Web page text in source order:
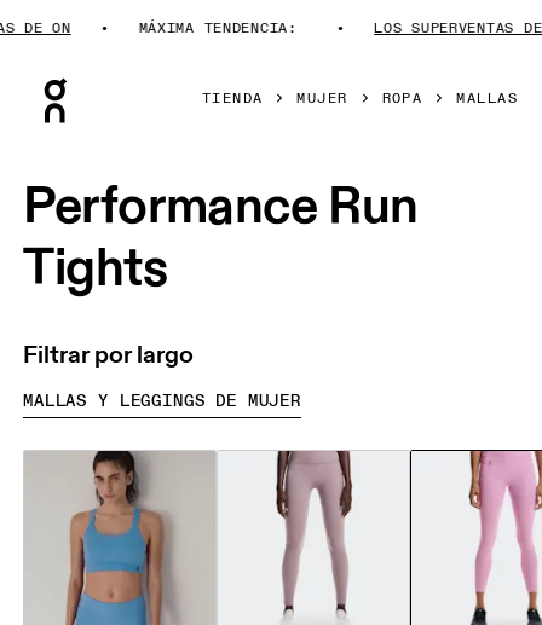
DE ON MÁXIMA TENDENCIA: LOS SUPERVENTAS DE
TIENDA MUJER ROPA MALLAS
Performance Run
Tights
Filtrar por largo
MALLAS Y LEGGINGS DE MUJER